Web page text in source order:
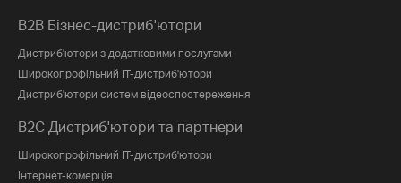
B2B Бізнес-дистриб'ютори
Дистриб'ютори з додатковими послугами
Широкопрофільний IT-дистриб'ютори
Дистриб'ютори систем відеоспостереження
B2C Дистриб'ютори та партнери
Широкопрофільний IT-дистриб'ютори
Інтернет-комерція